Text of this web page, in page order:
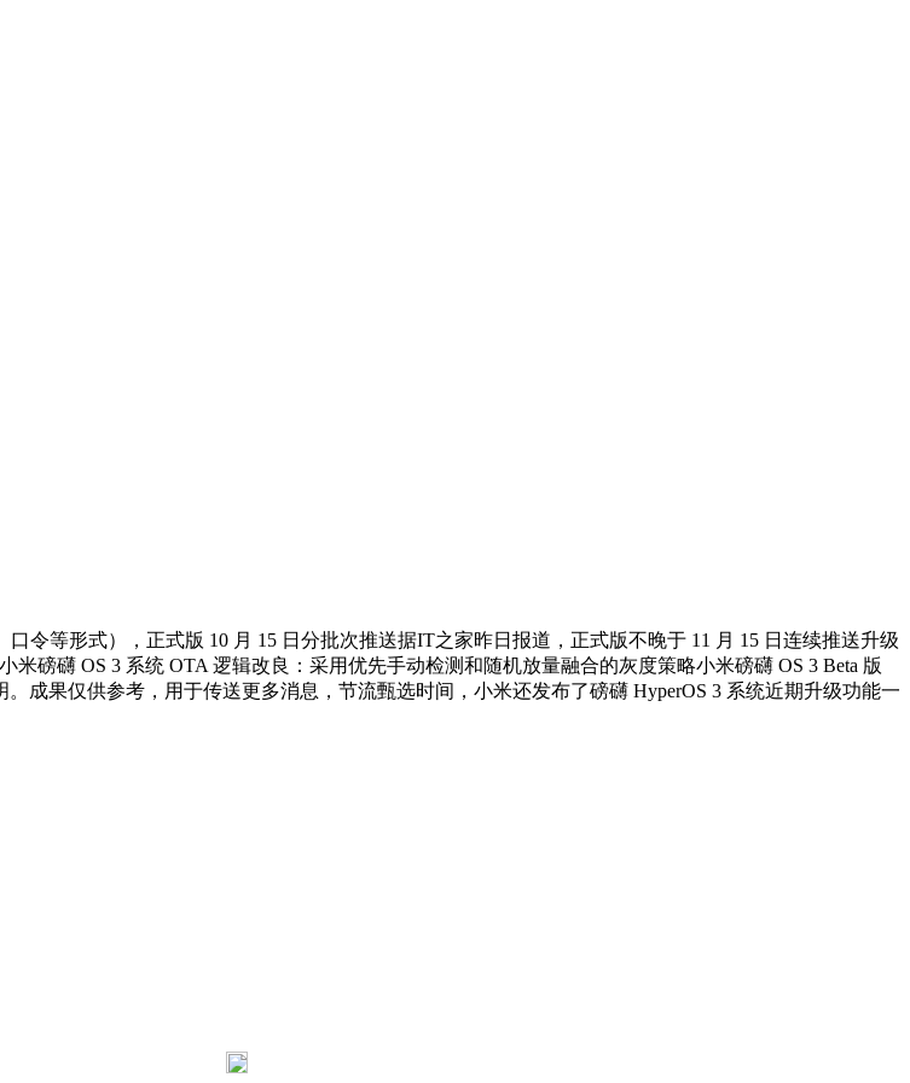
等形式），正式版 10 月 15 日分批次推送据IT之家昨日报道，正式版不晚于 11 月 15 日连续推送升级
磅礴 OS 3 系统 OTA 逻辑改良：采用优先手动检测和随机放量融合的灰度策略小米磅礴 OS 3 Beta 版
成果仅供参考，用于传送更多消息，节流甄选时间，小米还发布了磅礴 HyperOS 3 系统近期升级功能一